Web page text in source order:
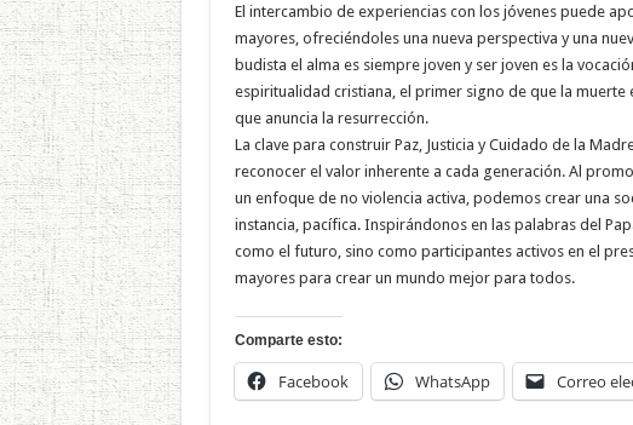
El intercambio de experiencias con los jóvenes puede
mayores, ofreciéndoles una nueva perspectiva y una
budista el alma es siempre joven y ser joven es la
espiritualidad cristiana, el primer signo de que la
que anuncia la resurrección.
La clave para construir Paz, Justicia y Cuidado de la
reconocer el valor inherente a cada generación. Al
un enfoque de no violencia activa, podemos crear una
instancia, pacífica. Inspirándonos en las palabras del
como el futuro, sino como participantes activos en el
mayores para crear un mundo mejor para todos.
Comparte esto:
Facebook WhatsApp Correo